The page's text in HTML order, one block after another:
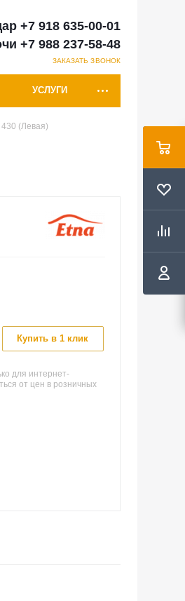
+7 918 635-00-01
+7 988 237-58-48
ЗАКАЗАТЬ ЗВОНОК
УСЛУГИ
(Левая)
Купить в 1 клик
для интернет-
от цен в розничных